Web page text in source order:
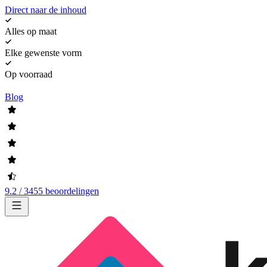
Direct naar de inhoud
Alles op maat
Elke gewenste vorm
Op voorraad
Blog
9.2 / 3455 beoordelingen